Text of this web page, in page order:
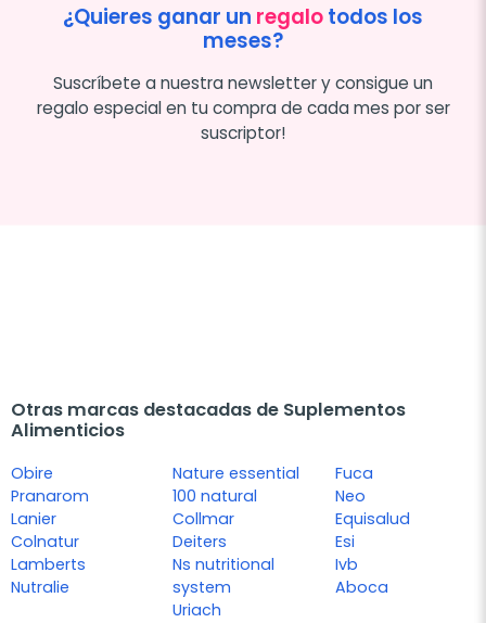
¿Quieres ganar un regalotodos los
meses?
Suscríbete a nuestra newsletter y consigue un
regalo especial en tu compra de cada mes por ser
suscriptor!
Otras marcas destacadas de Suplementos
Alimenticios
Obire
Pranarom
Lanier
Colnatur
Lamberts
Nutralie
Nature essential
100 natural
Collmar
Deiters
Ns nutritional
system
Uriach
Fuca
Neo
Equisalud
Esi
Ivb
Aboca